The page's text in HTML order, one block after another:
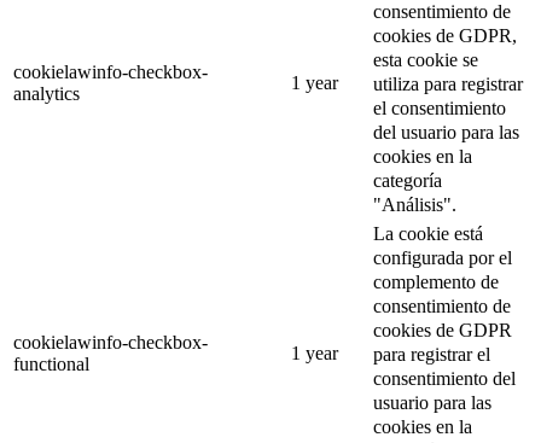
cookielawinfo-checkbox-
analytics
1 year
consentimiento de
cookies de GDPR,
esta cookie se
utiliza para registrar
el consentimiento
del usuario para las
cookies en la
categoría
"Análisis".
cookielawinfo-checkbox-
functional
1 year
La cookie está
configurada por el
complemento de
consentimiento de
cookies de GDPR
para registrar el
consentimiento del
usuario para las
cookies en la